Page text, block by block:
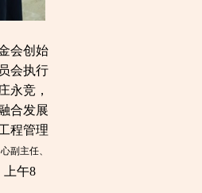
会创始
会执行
永竞，
合发展
程管理
副主任、
上午8